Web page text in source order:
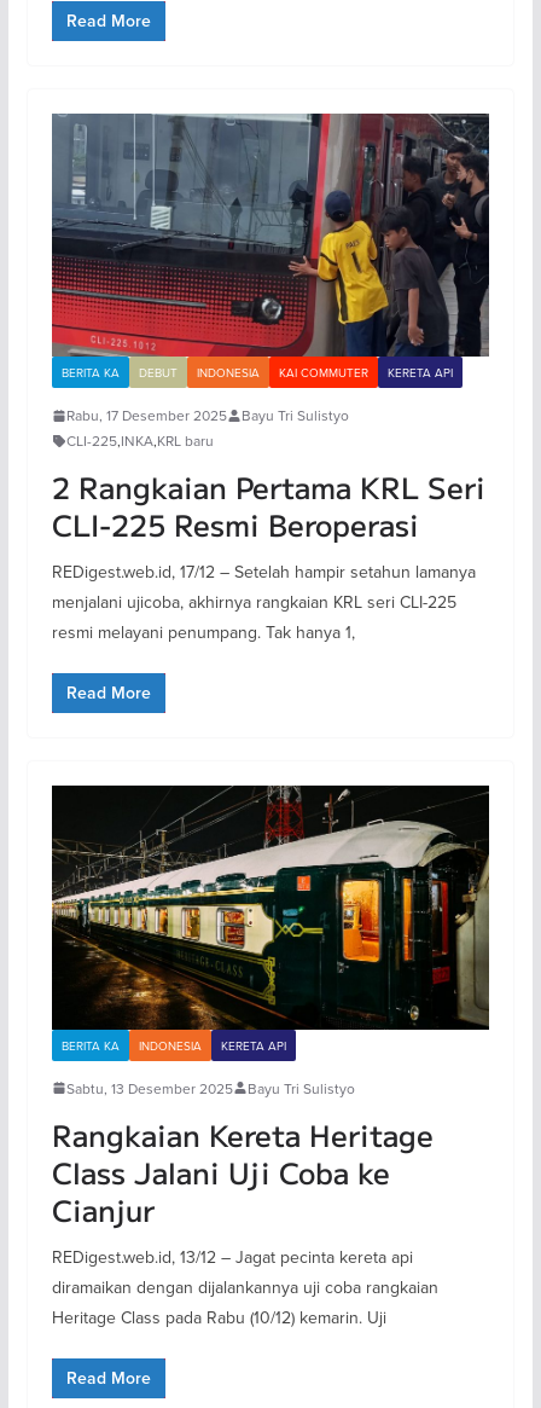
Read More
BERITA KA DEBUT INDONESIA KAI COMMUTER KERETA API
Rabu, 17 Desember 2025
Bayu Tri Sulistyo
CLI-225,INKA,KRL baru
2 Rangkaian Pertama KRL Seri
CLI-225 Resmi Beroperasi
REDigest.web.id, 17/12 – Setelah hampir setahun lamanya
menjalani ujicoba, akhirnya rangkaian KRL seri CLI-225
resmi melayani penumpang. Tak hanya 1,
Read More
BERITA KA INDONESIA KERETA API
Sabtu, 13 Desember 2025 Bayu Tri Sulistyo
Rangkaian Kereta Heritage
Class Jalani Uji Coba ke
Cianjur
REDigest.web.id, 13/12 – Jagat pecinta kereta api
diramaikan dengan dijalankannya uji coba rangkaian
Heritage Class pada Rabu (10/12) kemarin. Uji
Read More